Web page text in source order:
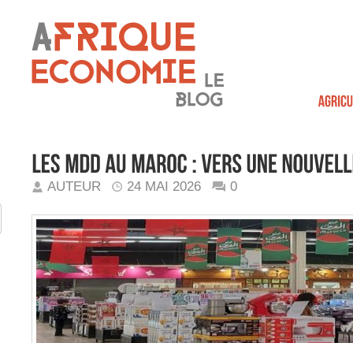
AUTEUR 24 MAI 2026 0